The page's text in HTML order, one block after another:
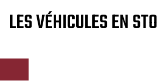
LES VÉHICULES EN